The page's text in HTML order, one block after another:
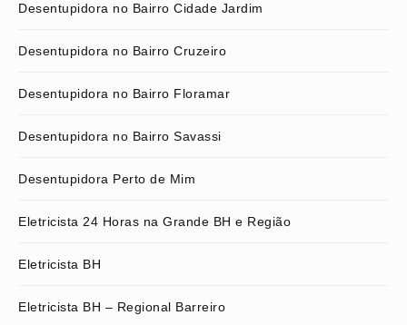
Desentupidora no Bairro Cidade Jardim
Desentupidora no Bairro Cruzeiro
Desentupidora no Bairro Floramar
Desentupidora no Bairro Savassi
Desentupidora Perto de Mim
Eletricista 24 Horas na Grande BH e Região
Eletricista BH
Eletricista BH – Regional Barreiro